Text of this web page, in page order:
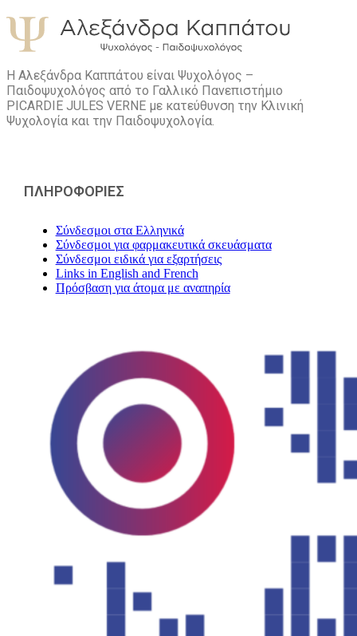
Η Αλεξάνδρα Καππάτου είναι Ψυχολόγος –
Παιδοψυχολόγος από το Γαλλικό Πανεπιστήμιο
PICARDIE JULES VERNE με κατεύθυνση την Kλινική
Ψυχολογία και την Παιδοψυχολογία.
ΠΛΗΡΟΦΟΡΙΕΣ
Σύνδεσμοι στα Ελληνικά
Σύνδεσμοι για φαρμακευτικά σκευάσματα
Σύνδεσμοι ειδικά για εξαρτήσεις
Links in English and French
Πρόσβαση για άτομα με αναπηρία